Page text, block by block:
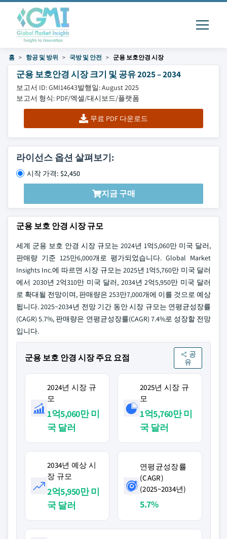
홈 항공 및 방위 국방 및 안전 군용 보호안경 시장
군용 보호안경 시장 크기 및 공유 2025 – 2034
보고서 ID: GMI14643발행일: August 2025
보고서 형식: PDF/엑셀/대시보드/플랫폼
무료 PDF 다운로드
라이선스 옵션 살펴보기:
시작 가격: $2,450
지금 구매
군용 보호 안경 시장 규모
세계 군용 보호 안경 시장 규모는 2024년 1억5,060만 미국 달러,
판매량 기준 125만6,000개로 평가되었습니다. Global Market
Insights Inc.에 따르면 시장 규모는 2025년 1억5,760만 미국 달러
에서 2030년 2억310만 미국 달러, 2034년 2억5,950만 미국 달러
로 확대될 전망이며, 판매량은 253만7,000개에 이를 것으로 예상
됩니다. 2025~2034년 전망 기간 동안 시장 규모는 연평균성장률
(CAGR) 5.7%, 판매량은 연평균성장률(CAGR) 7.4%로 성장할 전망
입니다.
군용 보호 안경 시장 주요 요점
공
유
2024년 시장 규
모
1억5,060만 미
국 달러
2025년 시장 규
모
1억5,760만 미
국 달러
2034년 예상 시
장 규모
2억5,950만 미
국 달러
연평균성장률
(CAGR)
(2025~2034년)
5.7%